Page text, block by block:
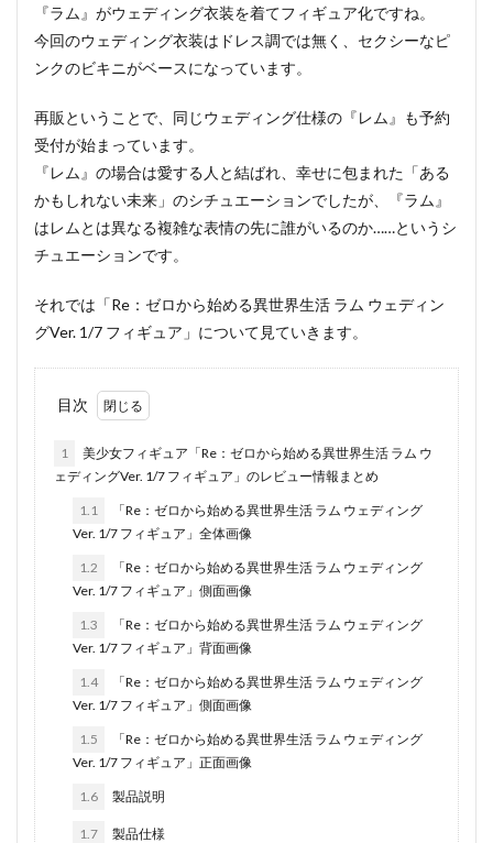
『ラム』がウェディング衣装を着てフィギュア化ですね。
今回のウェディング衣装はドレス調では無く、セクシーなピ
ンクのビキニがベースになっています。
再販ということで、同じウェディング仕様の『レム』も予約
受付が始まっています。
『レム』の場合は愛する人と結ばれ、幸せに包まれた「ある
かもしれない未来」のシチュエーションでしたが、『ラム』
はレムとは異なる複雑な表情の先に誰がいるのか……というシ
チュエーションです。
それでは「Re：ゼロから始める異世界生活 ラム ウェディン
グVer. 1/7 フィギュア」について見ていきます。
目次
1
美少女フィギュア「Re：ゼロから始める異世界生活 ラム ウ
ェディングVer. 1/7 フィギュア」のレビュー情報まとめ
1.1
「Re：ゼロから始める異世界生活 ラム ウェディング
Ver. 1/7 フィギュア」全体画像
1.2
「Re：ゼロから始める異世界生活 ラム ウェディング
Ver. 1/7 フィギュア」側面画像
1.3
「Re：ゼロから始める異世界生活 ラム ウェディング
Ver. 1/7 フィギュア」背面画像
1.4
「Re：ゼロから始める異世界生活 ラム ウェディング
Ver. 1/7 フィギュア」側面画像
1.5
「Re：ゼロから始める異世界生活 ラム ウェディング
Ver. 1/7 フィギュア」正面画像
1.6 製品説明
1.7 製品仕様